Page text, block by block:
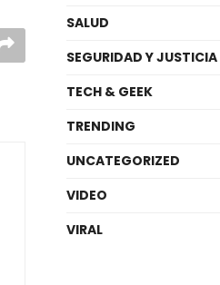
SALUD
SEGURIDAD Y JUSTICIA
TECH & GEEK
TRENDING
UNCATEGORIZED
VIDEO
VIRAL